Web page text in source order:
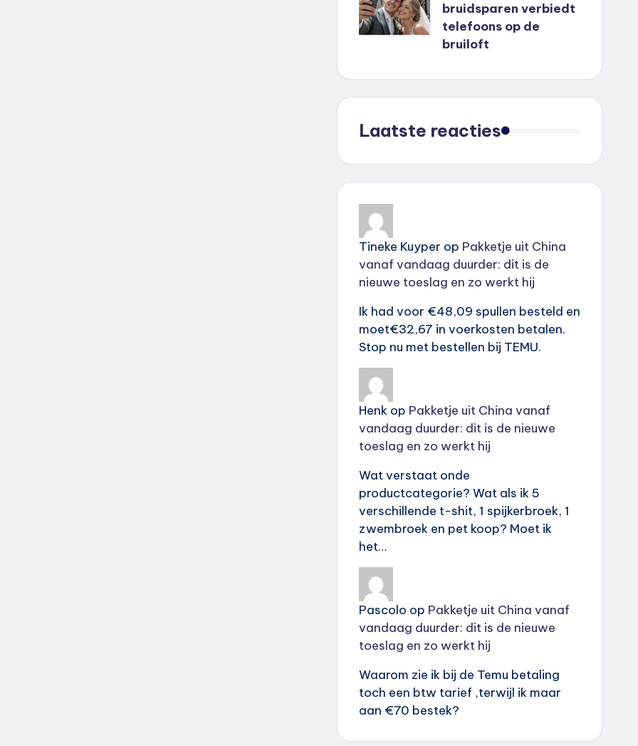
bruidsparen verbiedt
telefoons op de
bruiloft
Laatste reacties
Tineke Kuyper op Pakketje uit China
vanaf vandaag duurder: dit is de
nieuwe toeslag en zo werkt hij
Ik had voor €48,09 spullen besteld en
moet€32,67 in voerkosten betalen.
Stop nu met bestellen bij TEMU.
Henkop Pakketje uit China vanaf
vandaag duurder: dit is de nieuwe
toeslag en zo werkt hij
Wat verstaat onde
productcategorie? Wat als ik 5
verschillende t-shit, 1 spijkerbroek, 1
zwembroek en pet koop? Moet ik
het…
Pascolo op Pakketje uit China vanaf
vandaag duurder: dit is de nieuwe
toeslag en zo werkt hij
Waarom zie ik bij de Temu betaling
toch een btw tarief ,terwijl ik maar
aan €70 bestek?